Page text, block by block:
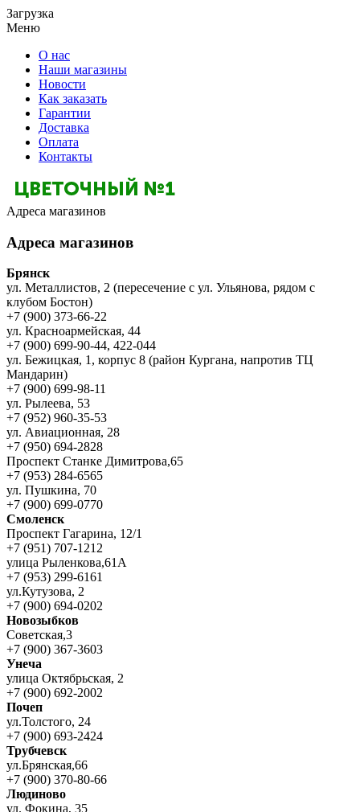
Загрузка
Меню
О нас
Наши магазины
Новости
Как заказать
Гарантии
Доставка
Оплата
Контакты
Адреса магазинов
Адреса магазинов
Брянск
ул. Металлистов, 2 (пересечение с ул. Ульянова, рядом с
клубом Бостон)
+7 (900) 373-66-22
ул. Красноармейская, 44
+7 (900) 699-90-44, 422-044
ул. Бежицкая, 1, корпус 8 (район Кургана, напротив ТЦ
Мандарин)
+7 (900) 699-98-11
ул. Рылеева, 53
+7 (952) 960-35-53
ул. Авиационная, 28
+7 (950) 694-2828
Проспект Станке Димитрова,65
+7 (953) 284-6565
ул. Пушкина, 70
+7 (900) 699-0770
Смоленск
Проспект Гагарина, 12/1
+7 (951) 707-1212
улица Рыленкова,61А
+7 (953) 299-6161
ул.Кутузова, 2
+7 (900) 694-0202
Новозыбков
Советская,3
+7 (900) 367-3603
Унеча
улица Октябрьская, 2
+7 (900) 692-2002
Почеп
ул.Толстого, 24
+7 (900) 693-2424
Трубчевск
ул.Брянская,66
+7 (900) 370-80-66
Людиново
ул. Фокина, 35